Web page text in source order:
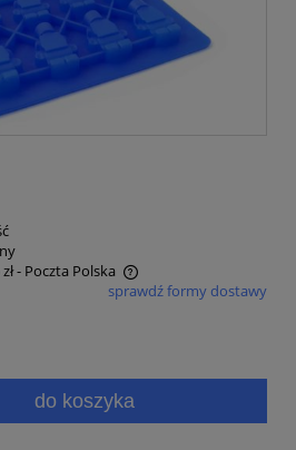
- Poczta Polska
kosztów płatności
sprawdź formy dostawy
do koszyka